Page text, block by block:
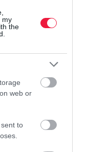
my
the
web or
to
el ezzel a